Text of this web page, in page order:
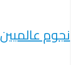
نجوم عالميين